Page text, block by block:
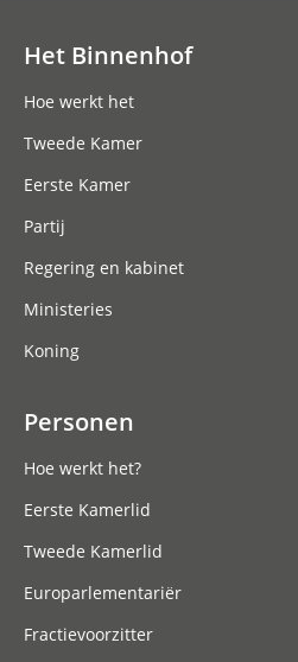
Het Binnenhof
Hoe werkt het
Tweede Kamer
Eerste Kamer
Partij
Regering en kabinet
Ministeries
Koning
Personen
Hoe werkt het?
Eerste Kamerlid
Tweede Kamerlid
Europarlementariër
Fractievoorzitter